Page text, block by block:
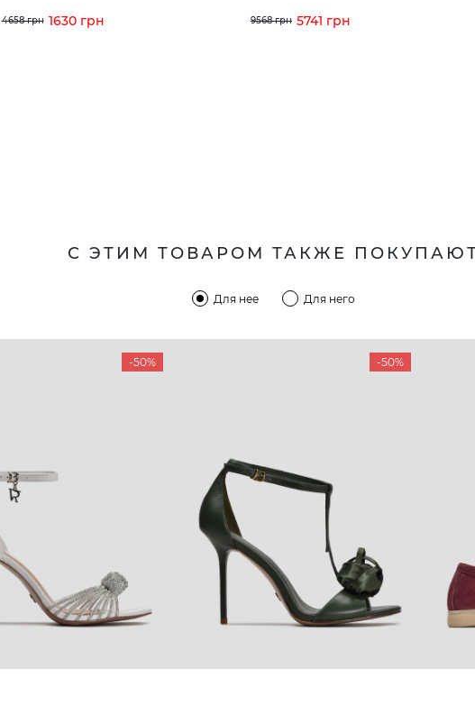
4658 грн 1630 грн 9568 грн 5741 грн
С ЭТИМ ТОВАРОМ ТАКЖЕ
Для нее Для него
-50% -50%
Пн-Вс 09:00 — 19:00
0 (973) 89-43-98
Viber
О компании
Мы гордимся
Вакансии и Работа
Наши магазины